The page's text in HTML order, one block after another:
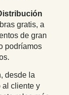
gratis, a
de gran
podríamos
desde la
al cliente y